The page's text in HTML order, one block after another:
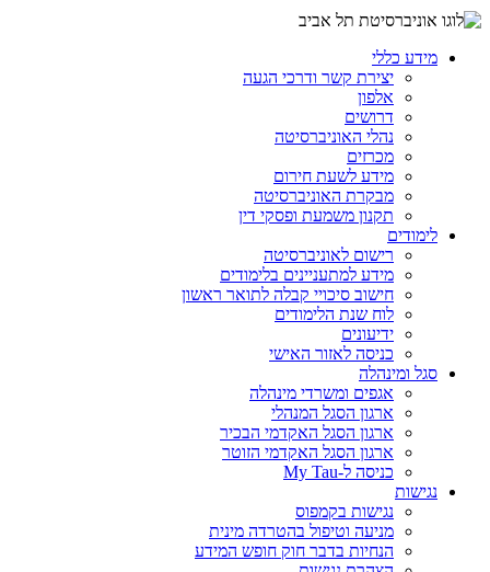
מידע כללי
יצירת קשר ודרכי הגעה
אלפון
דרושים
נהלי האוניברסיטה
מכרזים
מידע לשעת חירום
מבקרת האוניברסיטה
תקנון משמעת ופסקי דין
לימודים
רישום לאוניברסיטה
מידע למתעניינים בלימודים
חישוב סיכויי קבלה לתואר ראשון
לוח שנת הלימודים
ידיעונים
כניסה לאזור האישי
סגל ומינהלה
אגפים ומשרדי מינהלה
ארגון הסגל המנהלי
ארגון הסגל האקדמי הבכיר
ארגון הסגל האקדמי הזוטר
כניסה ל-My Tau
נגישות
נגישות בקמפוס
מניעה וטיפול בהטרדה מינית
הנחיות בדבר חוק חופש המידע